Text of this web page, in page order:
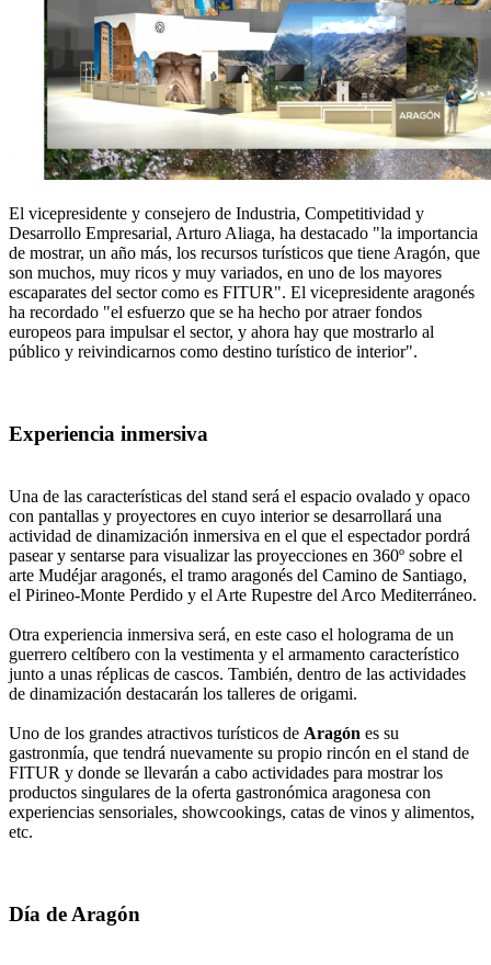
El vicepresidente y consejero de Industria, Competitividad y
Desarrollo Empresarial, Arturo Aliaga, ha destacado "la importancia
de mostrar, un año más, los recursos turísticos que tiene Aragón, que
son muchos, muy ricos y muy variados, en uno de los mayores
escaparates del sector como es FITUR". El vicepresidente aragonés
ha recordado "el esfuerzo que se ha hecho por atraer fondos
europeos para impulsar el sector, y ahora hay que mostrarlo al
público y reivindicarnos como destino turístico de interior".
Experiencia inmersiva
Una de las características del stand será el espacio ovalado y opaco
con pantallas y proyectores en cuyo interior se desarrollará una
actividad de dinamización inmersiva en el que el espectador pordrá
pasear y sentarse para visualizar las proyecciones en 360º sobre el
arte Mudéjar aragonés, el tramo aragonés del Camino de Santiago,
el Pirineo-Monte Perdido y el Arte Rupestre del Arco Mediterráneo.
Otra experiencia inmersiva será, en este caso el holograma de un
guerrero celtíbero con la vestimenta y el armamento característico
junto a unas réplicas de cascos. También, dentro de las actividades
de dinamización destacarán los talleres de origami.
Uno de los grandes atractivos turísticos de Aragón es su
gastronmía, que tendrá nuevamente su propio rincón en el stand de
FITUR y donde se llevarán a cabo actividades para mostrar los
productos singulares de la oferta gastronómica aragonesa con
experiencias sensoriales, showcookings, catas de vinos y alimentos,
etc.
Día de Aragón